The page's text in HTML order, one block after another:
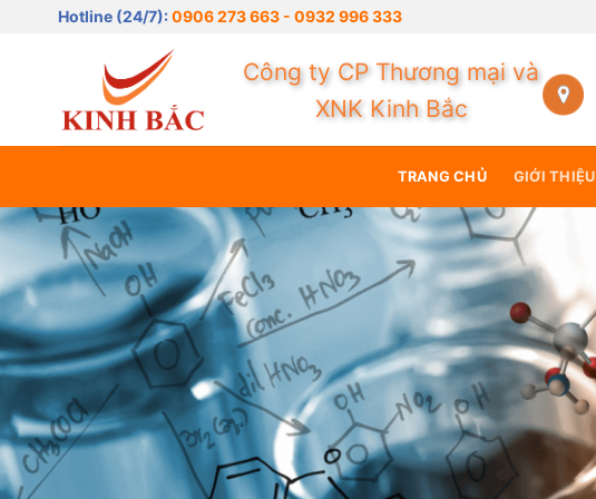
Hotline (24/7):0906 273 663 - 0932 996 333
Công ty CP Thương mại và
XNK Kinh Bắc
TRANG CHỦ GIỚI THIỆU